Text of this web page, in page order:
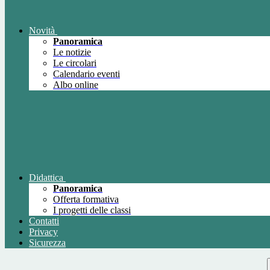
Novità
Panoramica
Le notizie
Le circolari
Calendario eventi
Albo online
Didattica
Panoramica
Offerta formativa
I progetti delle classi
Contatti
Privacy
Sicurezza